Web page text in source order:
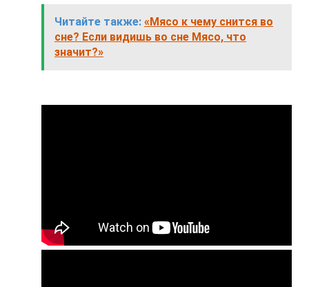
Читайте также: «Мясо к чему снится во
сне? Если видишь во сне Мясо, что
значит?»